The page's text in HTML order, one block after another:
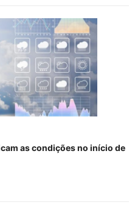
as condições no início de